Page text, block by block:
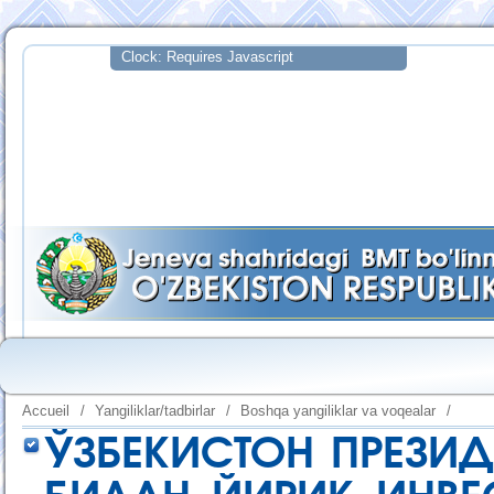
Accueil / Yangiliklar/tadbirlar / Boshqa yangiliklar va voqealar /
ЎЗБЕКИСТОН